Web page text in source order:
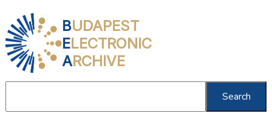
BUDAPEST
ELECTRONIC
ARCHIVE
Search